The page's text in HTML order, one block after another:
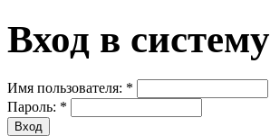
Вход в систему
Имя пользователя: *
Пароль: *